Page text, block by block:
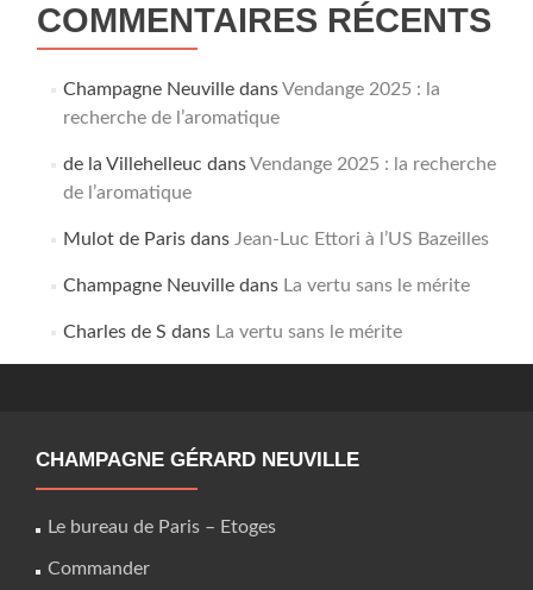
COMMENTAIRES RÉCENTS
Champagne NeuvilledansVendange 2025 : la
recherche de l’aromatique
de la Villehelleuc dansVendange 2025 : la recherche
de l’aromatique
Mulot de Parisdans Jean-Luc Ettori à l’US Bazeilles
Champagne Neuvilledans La vertu sans le mérite
Charles de S dans La vertu sans le mérite
CHAMPAGNE GÉRARD NEUVILLE
Le bureau de Paris – Etoges
Commander